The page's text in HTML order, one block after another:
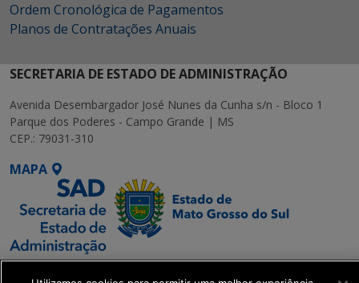
Ordem Cronológica de Pagamentos
Planos de Contratações Anuais
SECRETARIA DE ESTADO DE ADMINISTRAÇÃO
Avenida Desembargador José Nunes da Cunha s/n - Bloco 1
Parque dos Poderes - Campo Grande | MS
CEP.: 79031-310
MAPA